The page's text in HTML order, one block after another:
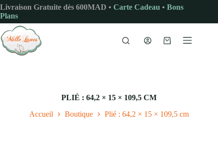
Passer
au
contenu
Livraison Gratuite dès 600MAD • Carte Cadeau • Bons
Plans
Panier
PLIÉ : 64,2 × 15 × 109,5 CM
Accueil Boutique Plié : 64,2 × 15 × 109,5 cm